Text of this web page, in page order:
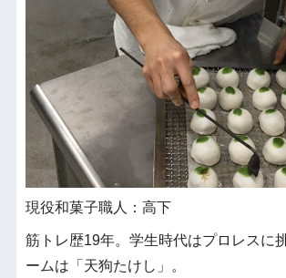
現役和菓子職人：高下
筋トレ歴19年。学生時代はプロレスに
ームは「天狗たけし」。